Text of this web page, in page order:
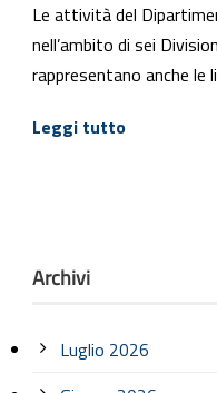
Le attività del
nell’ambito di sei
rappresentano anche le
Leggi tutto
Archivi
Luglio 2026